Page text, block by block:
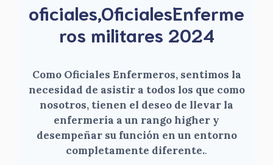
oficiales,OficialesEnferme
ros militares 2024
Como Oficiales Enfermeros, sentimos la
necesidad de asistir a todos los que como
nosotros, tienen el deseo de llevar la
enfermería a un rango higher y
desempeñar su función en un entorno
completamente diferente..